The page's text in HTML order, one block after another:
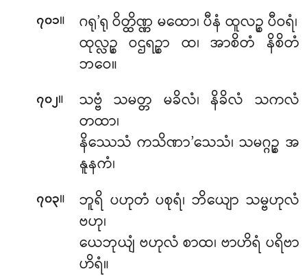
၇၀၁။
ဂရု’ရု ဝိတ္ထိဏ္ဏ မထော၊ ပီနံ ထူလဉ္စ ပီဝရံ၊
ထုလ္လဉ္စ ဝဌရဉ္စာ ထ၊ အာစိတံ နိစိတံ
ဘဝေ။
၇၀၂။
သဗ္ဗံ သမတ္တ မခိလံ၊ နိခိလံ သကလံ
တထာ၊
နိဿေသံ ကသိဏာ’သေသံ၊ သမဂ္ဂဉ္စ အ
နူနကံ၊
၇၀၃။
ဘူရိ ပဟုတံ ပစုရံ၊ ဘိယျော သမ္ဗဟုလံ
ဗဟု၊
ယေဘုယျံ ဗဟုလံ စာထ၊ ဗာဟိရံ ပရိဗာ
ဟိရံ။